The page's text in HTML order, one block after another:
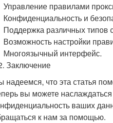
Управление правилами
Конфиденциальность и
Поддержка различных типов
Возможность настройки
Многоязычный интерфейс.
Заключение
надеемся, что эта статья
вы можете
ваших
к нам за помощью.